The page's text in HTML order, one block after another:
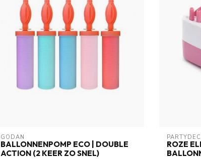
GODAN
BALLONNENPOMP ECO | DOUBLE
ACTION (2 KEER ZO SNEL)
ROZE